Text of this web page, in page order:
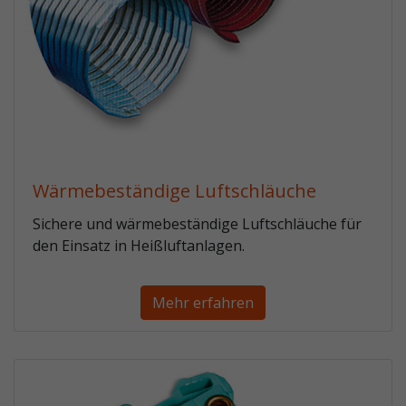
Wärmebeständige Luftschläuche
Sichere und wärmebeständige Luftschläuche für
den Einsatz in Heißluftanlagen.
Mehr erfahren